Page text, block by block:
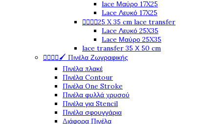
lace Μαύρο 17X25
Lace Λευκό 17X25
25 X 35 cm lace transfer
Lace Λευκό 25X35
Lace Μαύρο 25X35
lace transfer 35 Χ 50 cm
🖌️ Πινέλα Ζωγραφικής
Πινέλα πλακέ
Πινέλα Contour
Πινέλα One Stroke
Πινέλα φυλλά χρυσού
Πινέλα για Stencil
Πινέλα σφουγγάρια
Διάφορα Πινέλα